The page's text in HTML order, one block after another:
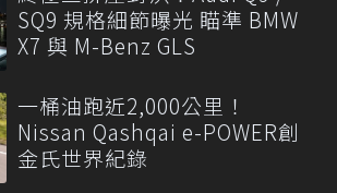
SQ9 規格細節曝光 瞄準 BMW
X7 與 M-Benz GLS
一桶油跑近2,000公里！
Nissan Qashqai e-POWER創
金氏世界紀錄